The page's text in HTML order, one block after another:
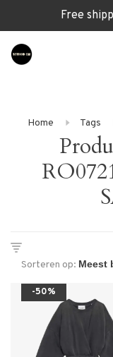
Free
Home Tags
Sorteren op:
-50%